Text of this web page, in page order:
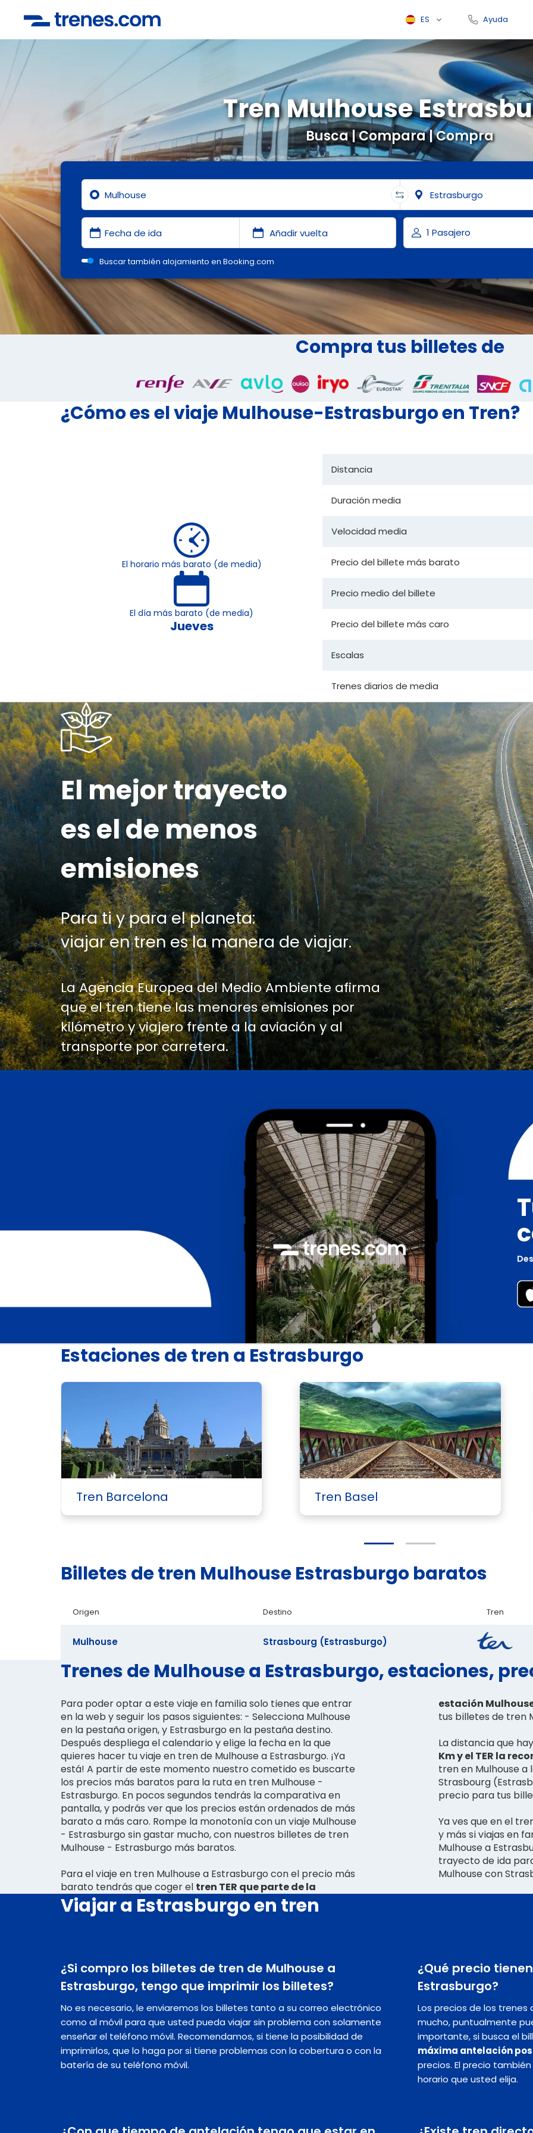
ES Ayuda
Busca | Compara | Compra
Tren Mulhouse
Buscar también alojamiento en Booking.com
Compra tus billetes de
¿Cómo es el viaje Mulhouse-Estrasburgo en Tren?
El horario más barato (de media)
El día más barato (de media)
Jueves
Distancia
Duración media
Velocidad media
Precio del billete más barato
Precio medio del billete
Precio del billete más caro
Escalas
Trenes diarios de media
El mejor trayecto
es el de menos
emisiones
Para ti y para el planeta:
viajar en tren es la manera de viajar.
La Agencia Europea del Medio Ambiente afirma
que el tren tiene las menores emisiones por
kilómetro y viajero frente a la aviación y al
transporte por carretera.
Estaciones de tren a Estrasburgo
Tren Barcelona Tren Basel
Billetes de tren Mulhouse Estrasburgo baratos
Origen Destino Tren
Mulhouse Strasbourg (Estrasburgo)
Trenes de Mulhouse a Estrasburgo, estaciones,
Para poder optar a este viaje en familia solo tienes que entrar
en la web y seguir los pasos siguientes: - Selecciona Mulhouse
en la pestaña origen, y Estrasburgo en la pestaña destino.
Después despliega el calendario y elige la fecha en la que
quieres hacer tu viaje en tren de Mulhouse a Estrasburgo. ¡Ya
está! A partir de este momento nuestro cometido es buscarte
los precios más baratos para la ruta en tren Mulhouse -
Estrasburgo. En pocos segundos tendrás la comparativa en
pantalla, y podrás ver que los precios están ordenados de más
barato a más caro. Rompe la monotonía con un viaje Mulhouse
- Estrasburgo sin gastar mucho, con nuestros billetes de tren
Mulhouse - Estrasburgo más baratos.
Para el viaje en tren Mulhouse a Estrasburgo con el precio más
barato tendrás que coger el tren TER que parte de la
estación
tus billetes de tren
La distancia que
Km y el TER la
tren en Mulhouse a
Strasbourg
precio para tus
Ya ves que en el
y más si viajas en
Mulhouse a
trayecto de ida
Mulhouse con
Viajar a Estrasburgo en tren
¿Si compro los billetes de tren de Mulhouse a
Estrasburgo, tengo que imprimir los billetes?
No es necesario, le enviaremos los billetes tanto a su correo electrónico
como al móvil para que usted pueda viajar sin problema con solamente
enseñar el teléfono móvil. Recomendamos, si tiene la posibilidad de
imprimirlos, que lo haga por si tiene problemas con la cobertura o con la
batería de su teléfono móvil.
¿Qué precio
Estrasburgo?
Los precios de los trenes
mucho, puntualmente
importante, si busca el
máxima antelación
precios. El precio
horario que usted elija.